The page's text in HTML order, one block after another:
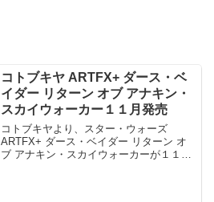
コトブキヤ ARTFX+ ダース・ベ
イダー リターン オブ アナキン・
スカイウォーカー１１月発売
コトブキヤより、スター・ウォーズ
ARTFX+ ダース・ベイダー リターン オ
ブ アナキン・スカイウォーカーが１１月